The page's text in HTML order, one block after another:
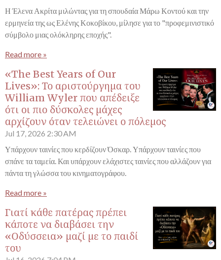
Η Έλενα Ακρίτα μιλώντας για τη σπουδαία Μάρω Κοντού και την
ερμηνεία της ως Ελένης Κοκοβίκου, μίλησε για το "προφεμινιστικό
σύμβολο μιας ολόκληρης εποχής".
Read more »
«The Best Years of Our
Lives»: Το αριστούργημα του
William Wyler που απέδειξε
ότι οι πιο δύσκολες μάχες
αρχίζουν όταν τελειώνει ο πόλεμος
Jul 17, 2026 2:30 AM
Υπάρχουν ταινίες που κερδίζουν Όσκαρ. Υπάρχουν ταινίες που
σπάνε τα ταμεία. Και υπάρχουν ελάχιστες ταινίες που αλλάζουν για
πάντα τη γλώσσα του κινηματογράφου.
Read more »
Γιατί κάθε πατέρας πρέπει
κάποτε να διαβάσει την
«Οδύσσεια» μαζί με το παιδί
του